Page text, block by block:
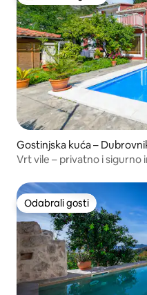
Gostinjska kuća –
Vrt vile – privatno i sigurno
Odabrali gosti
Odabrali gosti